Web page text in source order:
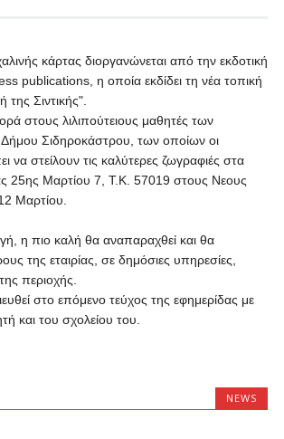
κάρτας διοργανώνεται από την εκδοτική
publications, η οποία εκδίδει τη νέα τοπική
Σιντικής".
στους λιλιπούτειους μαθητές των
Σιδηροκάστρου, των οποίων οι
να στείλουν τις καλύτερες ζωγραφιές στα
25ης Μαρτίου 7, Τ.Κ. 57019 στους Νεους
Μαρτίου.
η πιο καλή θα αναπαραχθεί και θα
της εταιρίας, σε δημόσιες υπηρεσίες,
περιοχής.
στο επόμενο τεύχος της εφημερίδας με
και του σχολείου του.
NEWS